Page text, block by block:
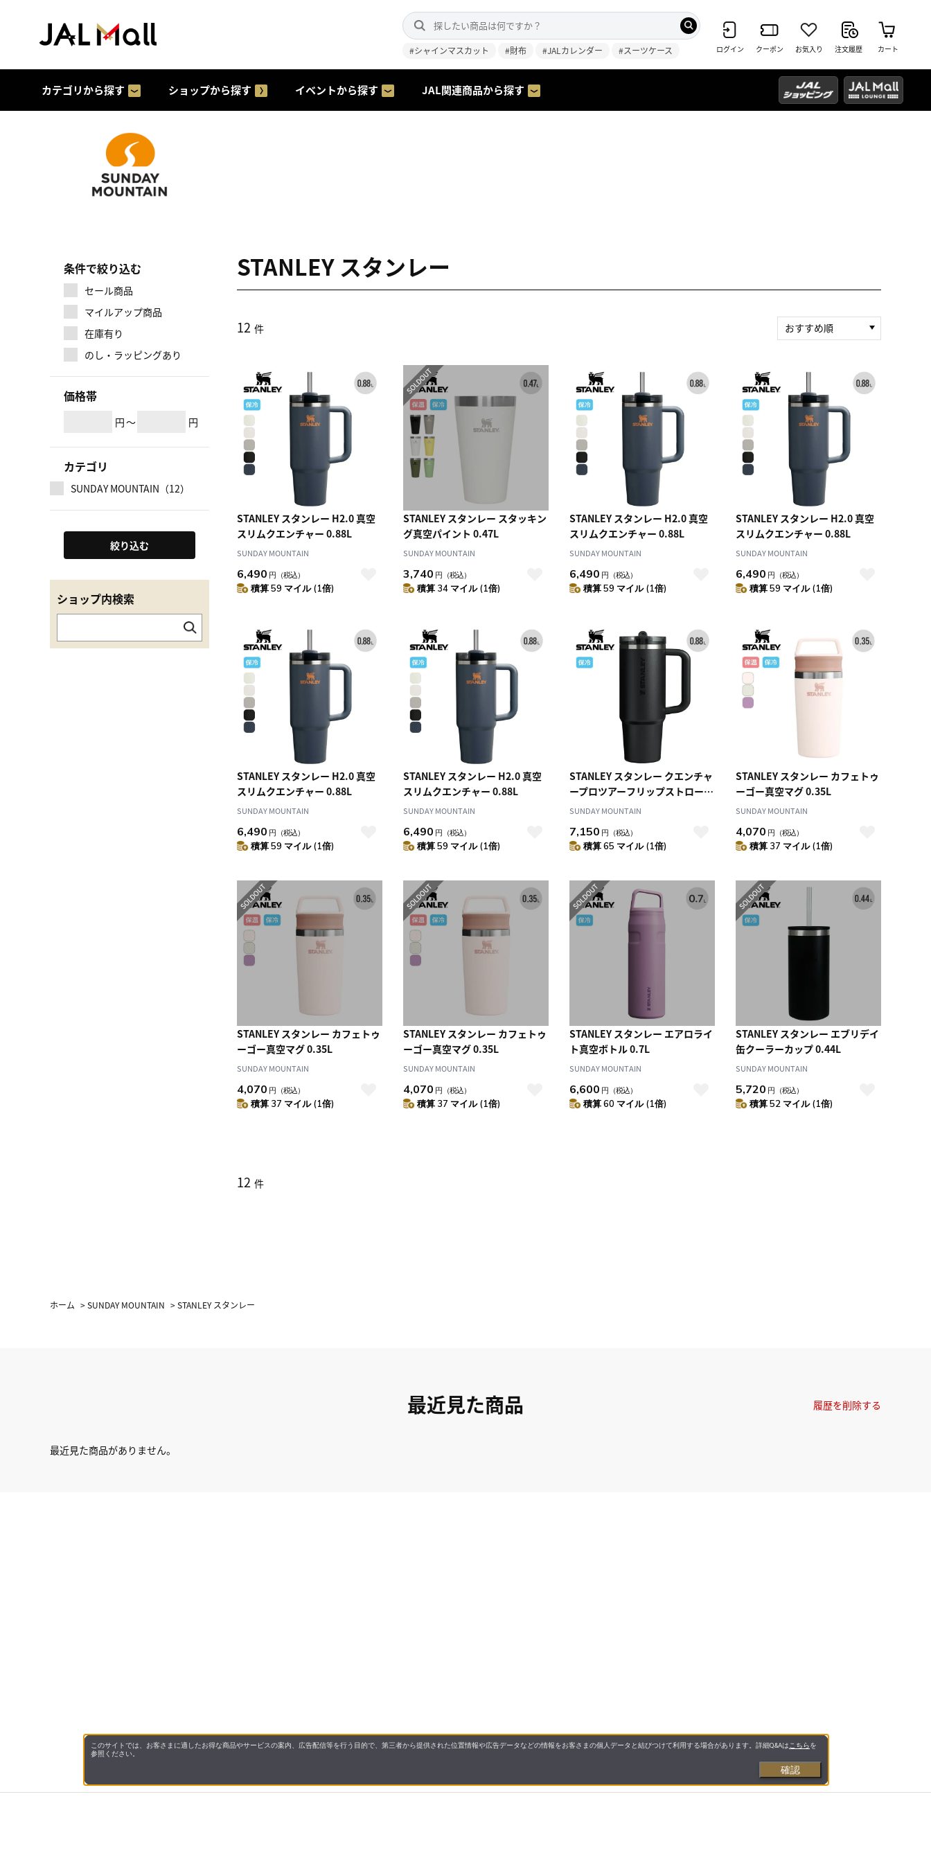
#シャインマスカット #財布 #JALカレンダー #スーツケース ログイン クーポン お気入り 注文履歴 カート
カテゴリから探す ショップから探す イベントから探す JAL関連商品から探す
マイルアップ商品
条件で絞り込む
セール商品
在庫有り
のし・ラッピングあり
価格帯
円～ 円
カテゴリ
SUNDAY MOUNTAIN（12）
絞り込む
ショップ内検索
STANLEY スタンレー
12 件
おすすめ順
積算マイル率（高い
順）
人気順
レビュー件数（多い
順）
レビュー評価（高い
価格（安い順）
価格（高い順）
STANLEY スタンレー H2.0 真空
スリムクエンチャー 0.88L
SUNDAY MOUNTAIN
6,490 円 （税込）
積算 59 マイル (1倍)
STANLEY スタンレー スタッキン
グ真空パイント 0.47L
SUNDAY MOUNTAIN
3,740 円 （税込）
積算 34 マイル (1倍)
STANLEY スタンレー H2.0 真空
スリムクエンチャー 0.88L
SUNDAY MOUNTAIN
6,490 円 （税込）
積算 59 マイル (1倍)
STANLEY スタンレー H2.0 真空
スリムクエンチャー 0.88L
SUNDAY MOUNTAIN
6,490 円 （税込）
積算 59 マイル (1倍)
STANLEY スタンレー H2.0 真空
スリムクエンチャー 0.88L
SUNDAY MOUNTAIN
6,490 円 （税込）
積算 59 マイル (1倍)
STANLEY スタンレー H2.0 真空
スリムクエンチャー 0.88L
SUNDAY MOUNTAIN
6,490 円 （税込）
積算 59 マイル (1倍)
STANLEY スタンレー クエンチャ
ープロツアーフリップストロータ
ンブラー 0.88L
SUNDAY MOUNTAIN
7,150 円 （税込）
積算 65 マイル (1倍)
STANLEY スタンレー カフェトゥ
ーゴー真空マグ 0.35L
SUNDAY MOUNTAIN
4,070 円 （税込）
積算 37 マイル (1倍)
STANLEY スタンレー カフェトゥ
ーゴー真空マグ 0.35L
SUNDAY MOUNTAIN
4,070 円 （税込）
積算 37 マイル (1倍)
STANLEY スタンレー カフェトゥ
ーゴー真空マグ 0.35L
SUNDAY MOUNTAIN
4,070 円 （税込）
積算 37 マイル (1倍)
STANLEY スタンレー エアロライ
ト真空ボトル 0.7L
SUNDAY MOUNTAIN
6,600 円 （税込）
積算 60 マイル (1倍)
STANLEY スタンレー エブリデイ
缶クーラーカップ 0.44L
SUNDAY MOUNTAIN
5,720 円 （税込）
積算 52 マイル (1倍)
12 件
ホーム >SUNDAY MOUNTAIN >STANLEY スタンレー
最近見た商品
最近見た商品がありません。
履歴を削除する
このサイトでは、お客さまに適したお得な商品やサービスの案内、広告配信等を行う目的で、第三者から提供された位置情報や広告データなどの情報をお客さまの個人データと結びつけて利用する場合があります。詳細Q&Aは こちらを
参照ください。
確認